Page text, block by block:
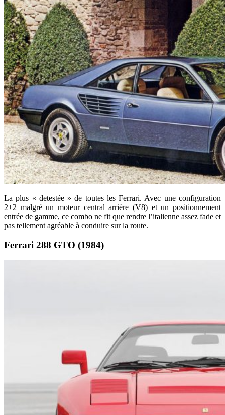
La plus « detestée » de toutes les Ferrari. Avec une configuration
2+2 malgré un moteur central arrière (V8) et un positionnement
entrée de gamme, ce combo ne fit que rendre l’italienne assez fade et
pas tellement agréable à conduire sur la route.
Ferrari 288 GTO (1984)